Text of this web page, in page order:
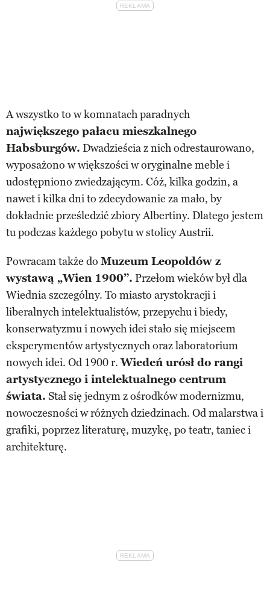
A wszystko to w komnatach paradnych
największego pałacu mieszkalnego
Habsburgów. Dwadzieścia z nich odrestaurowano,
wyposażono w większości w oryginalne meble i
udostępniono zwiedzającym. Cóż, kilka godzin, a
nawet i kilka dni to zdecydowanie za mało, by
dokładnie prześledzić zbiory Albertiny. Dlatego jestem
tu podczas każdego pobytu w stolicy Austrii.
Powracam także do Muzeum Leopoldów z
wystawą „Wien 1900”. Przełom wieków był dla
Wiednia szczególny. To miasto arystokracji i
liberalnych intelektualistów, przepychu i biedy,
konserwatyzmu i nowych idei stało się miejscem
eksperymentów artystycznych oraz laboratorium
nowych idei. Od 1900 r.Wiedeń urósł do rangi
artystycznego i intelektualnego centrum
świata. Stał się jednym z ośrodków modernizmu,
nowoczesności w różnych dziedzinach. Od malarstwa i
grafiki, poprzez literaturę, muzykę, po teatr, taniec i
architekturę.